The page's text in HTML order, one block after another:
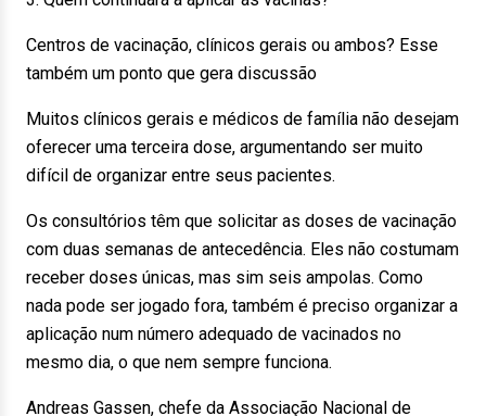
Centros de vacinação, clínicos gerais ou ambos? Esse
também um ponto que gera discussão
Muitos clínicos gerais e médicos de família não desejam
oferecer uma terceira dose, argumentando ser muito
difícil de organizar entre seus pacientes.
Os consultórios têm que solicitar as doses de vacinação
com duas semanas de antecedência. Eles não costumam
receber doses únicas, mas sim seis ampolas. Como
nada pode ser jogado fora, também é preciso organizar a
aplicação num número adequado de vacinados no
mesmo dia, o que nem sempre funciona.
Andreas Gassen, chefe da Associação Nacional de